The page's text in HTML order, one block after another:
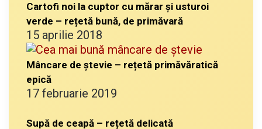
Cartofi noi la cuptor cu mărar și usturoi
verde – rețetă bună, de primăvară
15 aprilie 2018
Mâncare de ștevie – rețetă primăvăratică
epică
17 februarie 2019
Supă de ceapă – rețetă delicată